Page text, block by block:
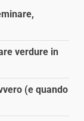
verdure in
(e quando